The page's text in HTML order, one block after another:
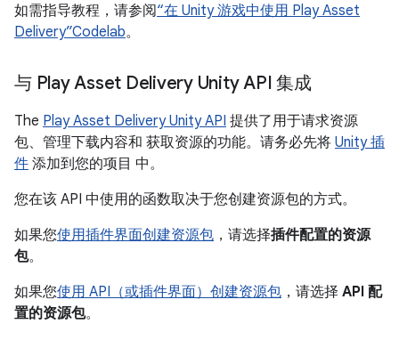
如需指导教程，请参阅“在 Unity 游戏中使用 Play Asset
Delivery”Codelab。
与 Play Asset Delivery Unity API 集成
The Play Asset Delivery Unity API 提供了用于请求资源
包、管理下载内容和 获取资源的功能。请务必先将 Unity 插
件 添加到您的项目 中。
您在该 API 中使用的函数取决于您创建资源包的方式。
如果您使用插件界面创建资源包 ，请选择插件配置的资源
包。
如果您使用 API（或插件界面）创建资源包 ，请选择 API 配
置的资源包。